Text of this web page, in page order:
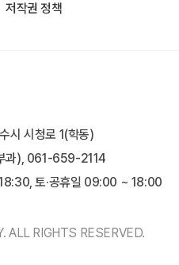
저작권 정책
시 시청로 1(학동)
과), 061-659-2114
토·공휴일 09:00 ~ 18:00
ALL RIGHTS RESERVED.